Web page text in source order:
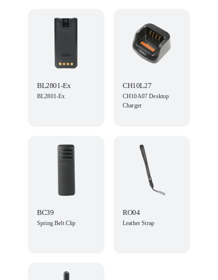
BL2801-Ex
BL2801-Ex
CH10L27
CH10A07 Desktop
Charger
BC39
Spring Belt Clip
RO04
Leather Strap